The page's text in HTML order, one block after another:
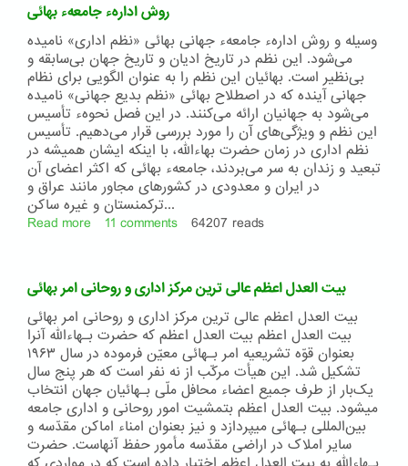
آزاد
،بدون
كانديداتوري
و
تبليغات
سند
تهیه
شده
توسط
بیت
العدل
اعظم
روش ادارهء جامعهء بهائی
وسیله و روش ادارهء جامعهء جهانی بهائی «نظم اداری» نامیده
می‌شود. این نظم در تاریخ ادیان و تاریخ جهان بی‌سابقه و
بی‌نظیر است. بهائیان این نظم را به عنوان الگویی برای نظام
جهانی آینده كه در اصطلاح بهائی «نظم بدیع جهانی‌» نامیده
می‌شود به جهانیان ارائه می‌كنند. در این فصل نحوهء تأسیس
این نظم و ویژگی‌های آن را مورد بررسی قرار می‌دهیم. تأسیس
نظم اداری در زمان حضرت بهاءالله، با اینكه ایشان همیشه در
تبعید و زندان به سر می‌بردند، جامعهء بهائی كه اكثر اعضای آن
در ایران و معدودی در كشورهای مجاور مانند عراق و
تركمنستان و غیره ساكن...
Read more about
جامعهء
بهائی
11 comments 64207 reads
بیت العدل اعظم عالی ترین مرکز اداری و روحانی امر بهائی
بیت العدل اعظم عالی ترین مرکز اداری و روحانی امر بهائی
بيت العدل اعظم بيت العدل اعظم که حضرت بـهاءالله آنرا
بعنوان قوّه تشريعيه امر بـهائى معيّن فرموده در سال ۱۹۶۳
تشکيل شد. اين هيأت مرکّب از نه نفر است که هر پنج سال
يک‌بار از طرف جميع اعضاء محافل ملّى بـهائيان جهان انتخاب
ميشود. بيت العدل اعظم بتمشيت امور روحانى و ادارى جامعه
بين‌المللى بـهائى ميپردازد و نيز بعنوان امناء اماکن مقدّسه و
ساير املاک در اراضى مقدّسه مأمور حفظ آنهاست. حضرت